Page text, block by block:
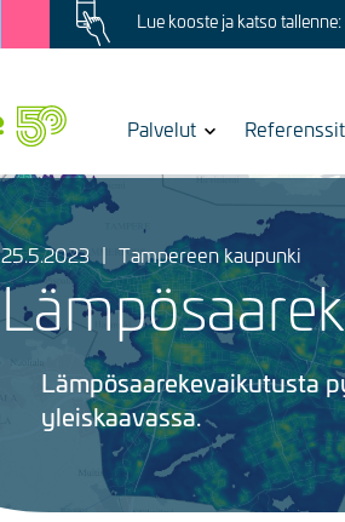
Image Lue kooste ja katso
Show
for
Palvelut Referenssit
25.5.2023 | Tampereen kaupunki
Lämpösaarekevaikutusta
yleiskaavassa.